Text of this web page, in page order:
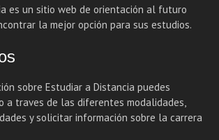
es un sitio web de orientación al futuro
la mejor opción para sus estudios.
sobre Estudiar a Distancia puedes
a traves de las diferentes modalidades,
y solicitar información sobre la carrera